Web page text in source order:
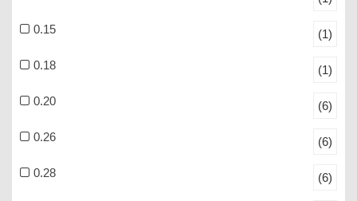
0.15 (1)
0.18 (1)
0.20 (6)
0.26 (6)
0.28 (6)